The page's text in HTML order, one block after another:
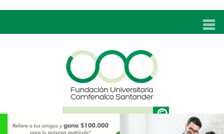
UNC
ADMISIONES
PROGRAMAS
TÉCNICOS LABORALES